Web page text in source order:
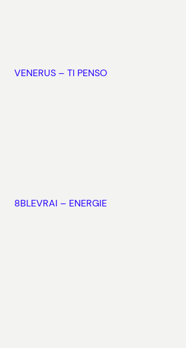
VENERUS – TI PENSO
8BLEVRAI – ENERGIE